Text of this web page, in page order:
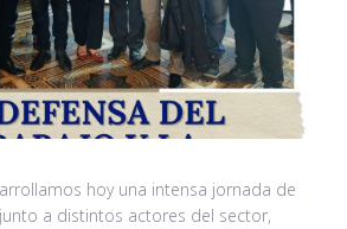
hoy una intensa jornada de
a distintos actores del sector,